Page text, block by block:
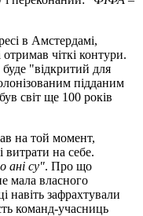
в Амстердамі,
чіткі контури.
"відкритий для
підданим
світ ще 100 років
на той момент,
витрати на себе.
ані су". Про що
мала власного
навіть зафрахтували
команд-учасниць